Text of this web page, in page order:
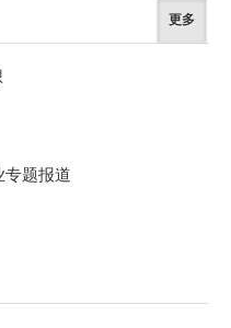
更多
专题报道